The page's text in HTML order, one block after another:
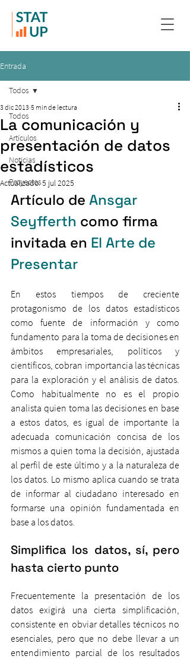
Entrada
Todos
Artículos
Noticias
Proyectos
Todos
La comunicación y
presentación de datos
estadísticos
3 dic 2013 5 min de lectura
Actualizado:5 jul 2025
Artículo de Ansgar
Seyfferth como firma
invitada en El Arte de
Presentar
En estos tiempos de creciente
protagonismo de los datos estadísticos
como fuente de información y como
fundamento para la toma de decisiones en
ámbitos empresariales, políticos y
científicos, cobran importancia las técnicas
para la exploración y el análisis de datos.
Como habitualmente no es el propio
analista quien toma las decisiones en base
a estos datos, es igual de importante la
adecuada comunicación concisa de los
mismos a quien toma la decisión, ajustada
al perfil de este último y a la naturaleza de
los datos. Lo mismo aplica cuando se trata
de informar al ciudadano interesado en
formarse una opinión fundamentada en
base a los datos.
Simplifica los datos, sí, pero
hasta cierto punto
Frecuentemente la presentación de los
datos exigirá una cierta simplificación,
consistente en obviar detalles técnicos no
esenciales, pero que no debe llevar a un
entendimiento parcial de los resultados